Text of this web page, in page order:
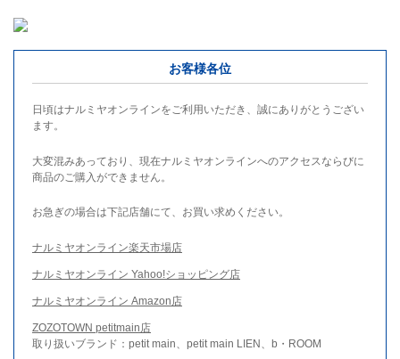
お客様各位
日頃はナルミヤオンラインをご利用いただき、誠にありがとうござい
ます。
大変混みあっており、現在ナルミヤオンラインへのアクセスならびに
商品のご購入ができません。
お急ぎの場合は下記店舗にて、お買い求めください。
ナルミヤオンライン楽天市場店
ナルミヤオンライン Yahoo!ショッピング店
ナルミヤオンライン Amazon店
ZOZOTOWN petitmain店
取り扱いブランド：petit main、petit main LIEN、b・ROOM